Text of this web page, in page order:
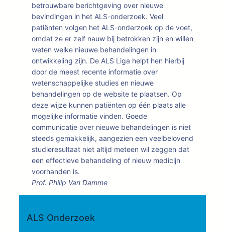
betrouwbare berichtgeving over nieuwe
bevindingen in het ALS-onderzoek. Veel
patiënten volgen het ALS-onderzoek op de voet,
omdat ze er zelf nauw bij betrokken zijn en willen
weten welke nieuwe behandelingen in
ontwikkeling zijn. De ALS Liga helpt hen hierbij
door de meest recente informatie over
wetenschappelijke studies en nieuwe
behandelingen op de website te plaatsen. Op
deze wijze kunnen patiënten op één plaats alle
mogelijke informatie vinden. Goede
communicatie over nieuwe behandelingen is niet
steeds gemakkelijk, aangezien een veelbelovend
studieresultaat niet altijd meteen wil zeggen dat
een effectieve behandeling of nieuw medicijn
voorhanden is.
Prof. Philip Van Damme
ALS Onderzoek